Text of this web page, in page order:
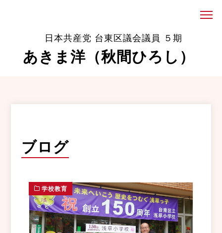
日本共産党 台東区議会議員 ５期
あきま洋（秋間ひろし）
ブログ
学校教育